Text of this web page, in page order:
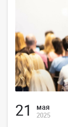
21 мая
2025